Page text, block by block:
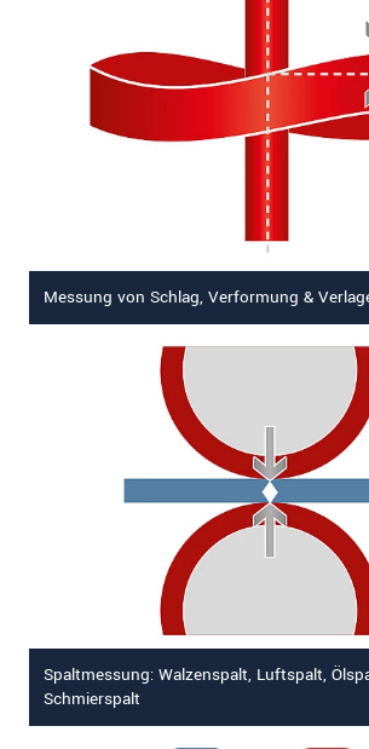
Messung von Schlag, Verformung &
Spaltmessung: Walzenspalt, Luftspalt,
Schmierspalt